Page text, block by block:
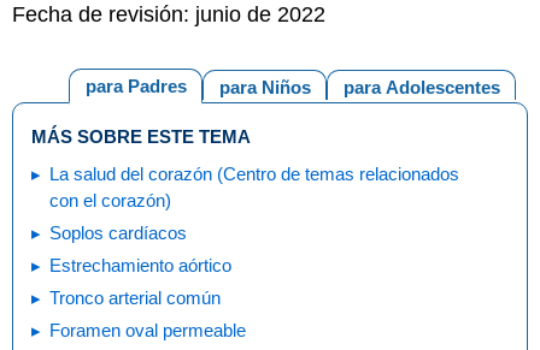
Fecha de revisión: junio de 2022
para Adolescentes
para Niños
para Padres
MÁS SOBRE ESTE TEMA
La salud del corazón (Centro de temas relacionados
con el corazón)
Soplos cardíacos
Estrechamiento aórtico
Tronco arterial común
Foramen oval permeable